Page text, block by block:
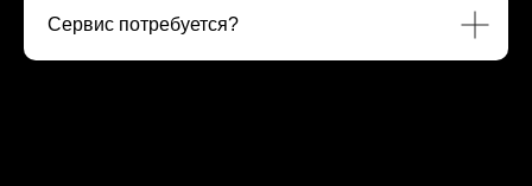
Сервис потребуется?